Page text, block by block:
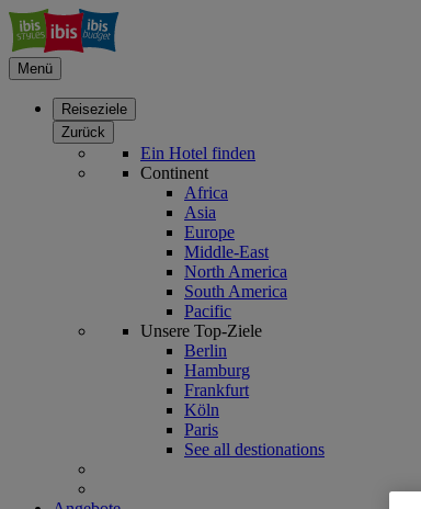
Menü
Reiseziele
Zurück
Ein Hotel finden
Continent
Africa
Asia
Europe
Middle-East
North America
South America
Pacific
Unsere Top-Ziele
Berlin
Hamburg
Frankfurt
Köln
Paris
See all destionations